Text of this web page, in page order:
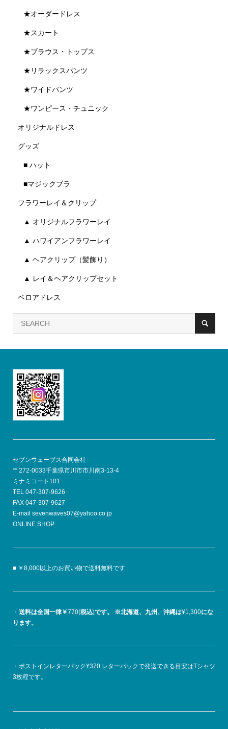
★オーダードレス
★スカート
★ブラウス・トップス
★リラックスパンツ
★ワイドパンツ
★ワンピース・チュニック
オリジナルドレス
グッズ
■ ハット
■マジックブラ
フラワーレイ＆クリップ
▲ オリジナルフラワーレイ
▲ ハワイアンフラワーレイ
▲ ヘアクリップ（髪飾り）
▲ レイ＆ヘアクリップセット
ベロアドレス
セブンウェーブス合同会社
〒272-0033千葉県市川市市川南3-13-4
ミナミコート101
TEL 047-307-9626
FAX 047-307-9627
E-mail sevenwaves07@yahoo.co.jp
ONLINE SHOP
■ ￥8,000以上のお買い物で送料無料です
・ 送料は全国一律￥770(税込)です。 ※北海道、九州、沖縄は¥1,300にな
ります。
・ポストインレターパック¥370 レターパックで発送できる目安はTシャツ
3枚程です。